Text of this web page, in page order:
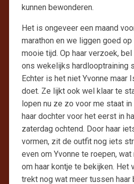
kunnen bewonderen.
Het is ongeveer een maand
marathon en we liggen goed
mooie tijd. Op haar verzoek, bel
ons wekelijks hardlooptraining
Echter is het niet Yvonne maar
doet. Ze lijkt ook wel klaar te
lopen nu ze zo voor me staat
haar dochter voor het eerst in
zaterdag ochtend. Door haar
vormen, zit de outfit nog iets
even om Yvonne te roepen,
om haar kontje te bekijken. Het
trekt nog wat meer tussen haar